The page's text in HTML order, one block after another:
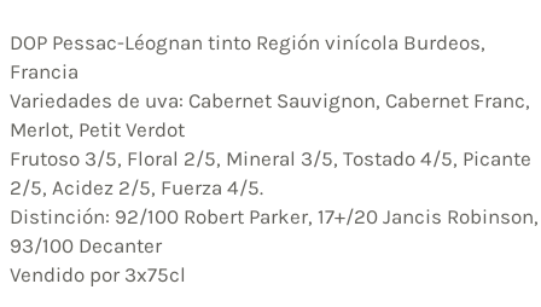
DOP Pessac-Léognan tinto Región vinícola Burdeos,
Francia
Variedades de uva: Cabernet Sauvignon, Cabernet Franc,
Merlot, Petit Verdot
Frutoso 3/5, Floral 2/5, Mineral 3/5, Tostado 4/5, Picante
2/5, Acidez 2/5, Fuerza 4/5.
Distinción: 92/100 Robert Parker, 17+/20 Jancis Robinson,
93/100 Decanter
Vendido por 3x75cl